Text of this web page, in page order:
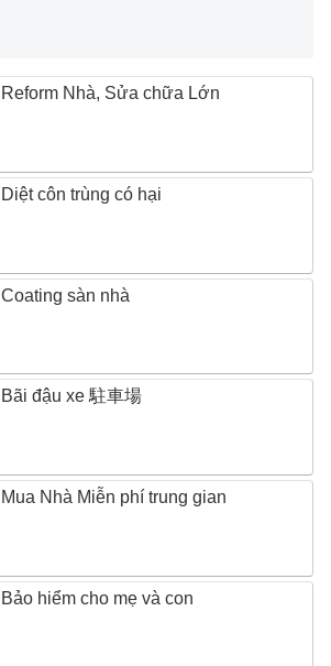
Reform Nhà, Sửa chữa Lớn
Diệt côn trùng có hại
Coating sàn nhà
Bãi đậu xe 駐車場
Mua Nhà Miễn phí trung gian
Bảo hiểm cho mẹ và con